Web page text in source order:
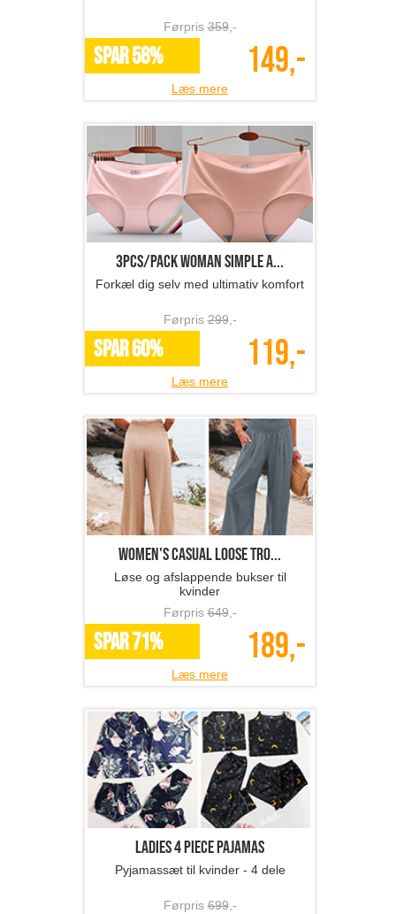
Førpris359,-
SPAR 58% 149,-
Læs mere
3pcs/Pack Woman simple a...
Forkæl dig selv med ultimativ komfort
Førpris299,-
SPAR 60% 119,-
Læs mere
Women's casual loose tro...
Løse og afslappende bukser til
kvinder
Førpris649,-
SPAR 71% 189,-
Læs mere
Ladies 4 Piece Pajamas
Pyjamassæt til kvinder - 4 dele
Førpris699,-